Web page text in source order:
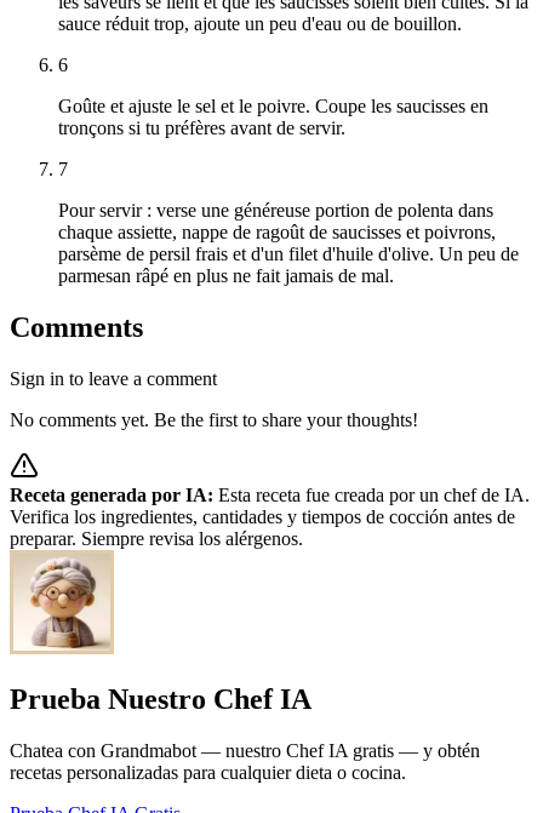
sauce réduit trop, ajoute un peu d'eau ou de bouillon.
6
Goûte et ajuste le sel et le poivre. Coupe les saucisses en
tronçons si tu préfères avant de servir.
7
Pour servir : verse une généreuse portion de polenta dans
chaque assiette, nappe de ragoût de saucisses et poivrons,
parsème de persil frais et d'un filet d'huile d'olive. Un peu de
parmesan râpé en plus ne fait jamais de mal.
Comments
Sign in to leave a comment
No comments yet. Be the first to share your thoughts!
Receta generada por IA: Esta receta fue creada por un chef de IA.
Verifica los ingredientes, cantidades y tiempos de cocción antes de
preparar. Siempre revisa los alérgenos.
Prueba Nuestro Chef IA
Chatea con Grandmabot — nuestro Chef IA gratis — y obtén
recetas personalizadas para cualquier dieta o cocina.